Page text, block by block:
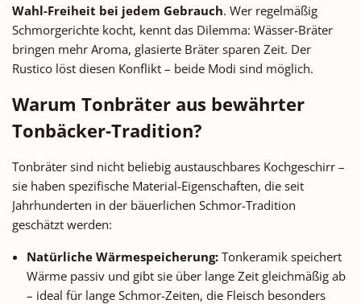
Wahl-Freiheit bei jedem Gebrauch. Wer regelmäßig
Schmorgerichte kocht, kennt das Dilemma: Wässer-Bräter
bringen mehr Aroma, glasierte Bräter sparen Zeit. Der
Rustico löst diesen Konflikt – beide Modi sind möglich.
Warum Tonbräter aus bewährter
Tonbäcker-Tradition?
Tonbräter sind nicht beliebig austauschbares Kochgeschirr –
sie haben spezifische Material-Eigenschaften, die seit
Jahrhunderten in der bäuerlichen Schmor-Tradition
geschätzt werden:
Natürliche Wärmespeicherung: Tonkeramik speichert
Wärme passiv und gibt sie über lange Zeit gleichmäßig ab
– ideal für lange Schmor-Zeiten, die Fleisch besonders